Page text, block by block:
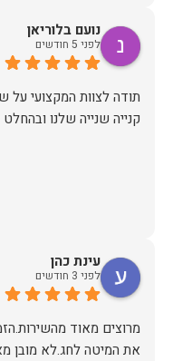
נועם בלוריאן
לפני 5 חודשים
קנייה שנייה שלנו
עינת כהן
לפני 3 חודשים
מרוצים מאוד